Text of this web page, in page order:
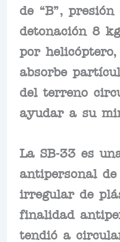
de “B”, presión
detonación 8
por
absorbe
del terreno
ayudar a su
La SB-33 es
antipersonal de
irregular de
finalidad
tendió a